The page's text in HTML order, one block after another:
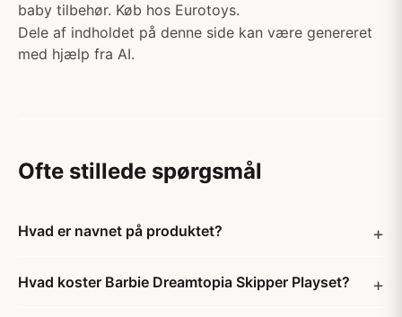
baby tilbehør. Køb hos Eurotoys.
Dele af indholdet på denne side kan være genereret
med hjælp fra AI.
Ofte stillede spørgsmål
Hvad er navnet på produktet?
Hvad koster Barbie Dreamtopia Skipper Playset?